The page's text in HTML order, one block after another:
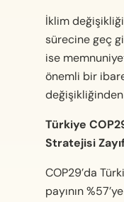
İklim
sürecine geç
ise
önemli bir
değişikliğinden
Türkiye
Stratejisi
COP29’da
payının